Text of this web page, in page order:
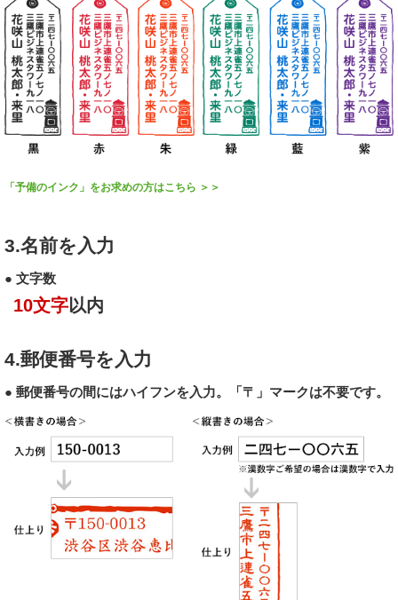
「予備のインク」をお求めの方はこちら ＞＞
3.名前を入力
● 文字数
10文字以内
4.郵便番号を入力
● 郵便番号の間にはハイフンを入力。「〒」マークは不要です。